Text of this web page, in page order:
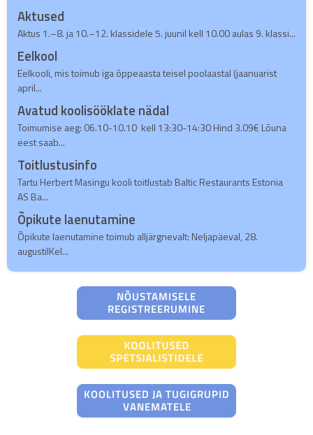
Aktused
Aktus 1.–8. ja 10.–12. klassidele 5. juunil kell 10.00 aulas 9. klassi...
Eelkool
Eelkooli, mis toimub iga õppeaasta teisel poolaastal (jaanuarist
april...
Avatud koolisööklate nädal
Toimumise aeg: 06.10-10.10 kell 13:30-14:30 Hind 3.09€ Lõuna
eest saab...
Toitlustusinfo
Tartu Herbert Masingu kooli toitlustab Baltic Restaurants Estonia
AS Ba...
Õpikute laenutamine
Õpikute laenutamine toimub alljärgnevalt: Neljapäeval, 28.
augustilKel...